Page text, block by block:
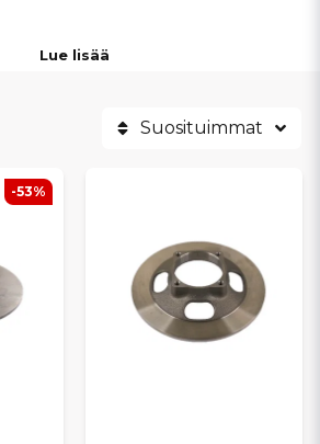
. Kaikki jarrulevyt ja jarrurummut on
ennakoitavana.
jarrulevyt ja jarrurummut heikentävät
Oikeilla jarrukomponenteilla
ja turvallisen ajon kaikissa olosuhteissa.
kilpailukykyiset hinnat
jarruosat omaan Casalini-mopoautoosi.
Lue lisää
Suosituimmat
-53%